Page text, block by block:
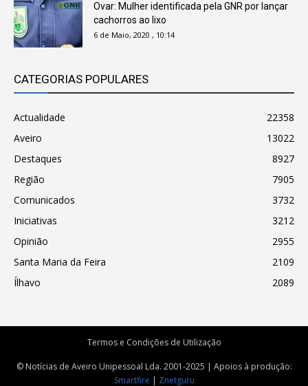
Ovar: Mulher identificada pela GNR por lançar
cachorros ao lixo
6 de Maio, 2020 , 10:14
CATEGORIAS POPULARES
Actualidade
22358
Aveiro
13022
Destaques
8927
Região
7905
Comunicados
3732
Iniciativas
3212
Opinião
2955
Santa Maria da Feira
2109
Ílhavo
2089
Termos e Condições de Utilização
© Notícias de Aveiro Unipessoal Lda. 2001-2025 | Apoios à produção:
Smartfire | Znetguru